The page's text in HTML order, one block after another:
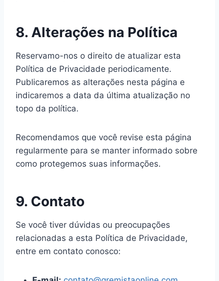
8. Alterações na Política
Reservamo-nos o direito de atualizar esta
Política de Privacidade periodicamente.
Publicaremos as alterações nesta página e
indicaremos a data da última atualização no
topo da política.
Recomendamos que você revise esta página
regularmente para se manter informado sobre
como protegemos suas informações.
9. Contato
Se você tiver dúvidas ou preocupações
relacionadas a esta Política de Privacidade,
entre em contato conosco: